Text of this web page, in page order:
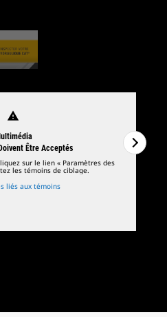
warning
Être Acceptés
sur le lien « Paramètres des
les témoins de ciblage.
liés aux témoins